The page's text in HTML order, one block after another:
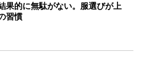
果的に無駄がない。服選びが上
習慣